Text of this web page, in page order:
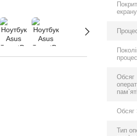
екрану
Обсяг
пам`яті
Обсяг
Тип